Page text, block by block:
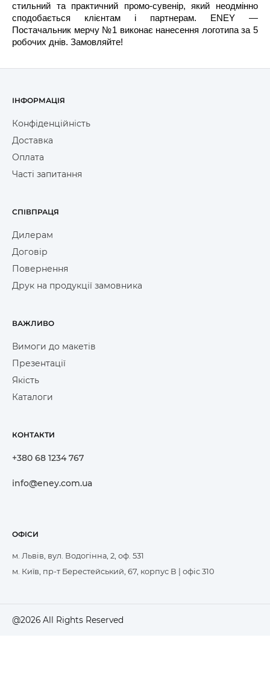
стильний та практичний промо-сувенір, який неодмінно
сподобається клієнтам і партнерам. ENEY —
Постачальник мерчу №1 виконає нанесення логотипа за 5
робочих днів. Замовляйте!
ІНФОРМАЦІЯ
Конфіденційність
Доставка
Оплата
Часті запитання
СПІВПРАЦЯ
Дилерам
Договір
Повернення
Друк на продукції замовника
ВАЖЛИВО
Вимоги до макетів
Презентації
Якість
Каталоги
КОНТАКТИ
+380 68 1234 767
info@eney.com.ua
ОФІСИ
м. Львів, вул. Водогінна, 2, оф. 531
м. Київ, пр-т Берестейський, 67, корпус В | офіс 310
@2026 All Rights Reserved